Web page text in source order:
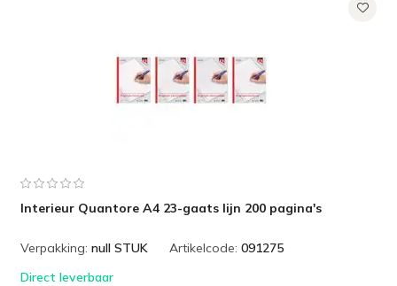
Interieur Quantore A4 23-gaats lijn 200 pagina's
Verpakking: null STUK Artikelcode: 091275
Direct leverbaar